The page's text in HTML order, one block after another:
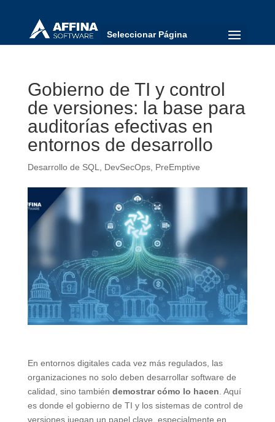
Seleccionar Página
Gobierno de TI y control
de versiones: la base para
auditorías efectivas en
entornos de desarrollo
Desarrollo de SQL DevSecOps, PreEmptive
En entornos digitales cada vez más regulados, las
organizaciones no solo deben desarrollar software de
calidad, sino también demostrar cómo lo hacen . Aquí
es donde el gobierno de TI y los sistemas de control de
versiones juegan un papel clave, especialmente en